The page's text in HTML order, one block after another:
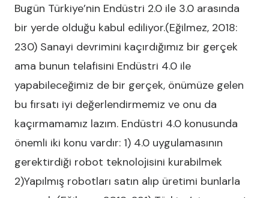
Bugün Türkiye’nin Endüstri 2.0 ile 3.0 arasında
bir yerde olduğu kabul ediliyor.(Eğilmez, 2018:
230) Sanayi devrimini kaçırdığımız bir gerçek
ama bunun telafisini Endüstri 4.0 ile
yapabileceğimiz de bir gerçek, önümüze gelen
bu fırsatı iyi değerlendirmemiz ve onu da
kaçırmamamız lazım. Endüstri 4.0 konusunda
önemli iki konu vardır: 1) 4.0 uygulamasının
gerektirdiği robot teknolojisini kurabilmek
2)Yapılmış robotları satın alıp üretimi bunlarla